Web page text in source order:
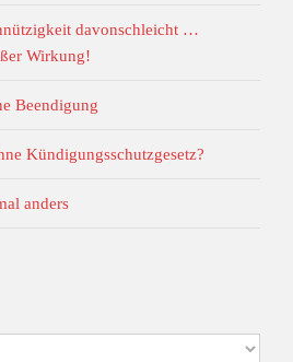
davonschleicht …
Wirkung!
Beendigung
Kündigungsschutzgesetz?
anders